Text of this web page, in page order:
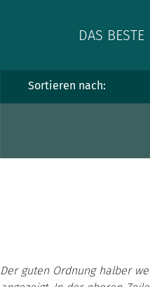
DAS BESTE
Sortieren nach:
Der guten Ordnung halber